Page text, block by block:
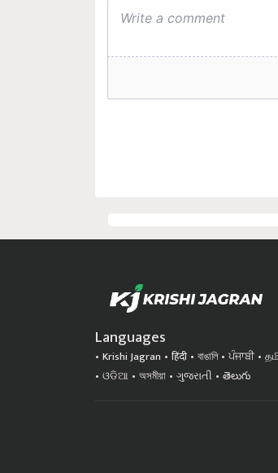
Languages
Krishi Jagran हिंदी বাঙালি ਪੰਜਾਬੀ
ଓଡିଆ
অসমীয়া ગુજરાતી తెలుగు